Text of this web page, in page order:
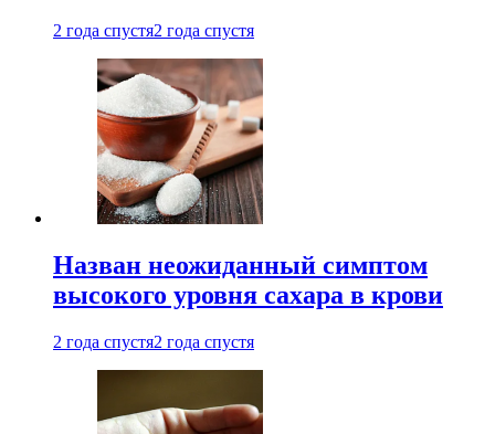
2 года спустя2 года спустя
Назван неожиданный симптом
высокого уровня сахара в крови
2 года спустя2 года спустя